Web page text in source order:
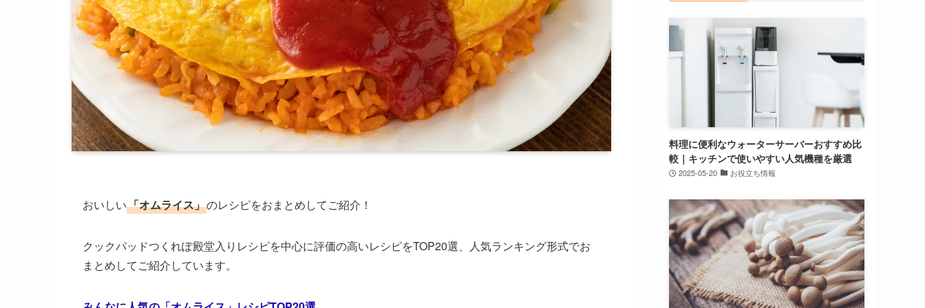
おいしい「オムライス」のレシピをおまとめしてご紹介！
クックパッドつくれぽ殿堂入りレシピを中心に評価の高いレシピをTOP20選、人気ランキング形式でお
まとめしてご紹介しています。
料理に便利なウォーターサーバーおすすめ比
較｜キッチンで使いやすい人気機種を厳選
2025-05-20 お役立ち情報